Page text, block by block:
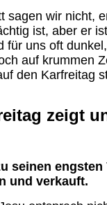
sagen wir nicht,
ist, aber er
für uns oft
auf krummen
den Karfreitag
zeigt
seinen
und verkauft.